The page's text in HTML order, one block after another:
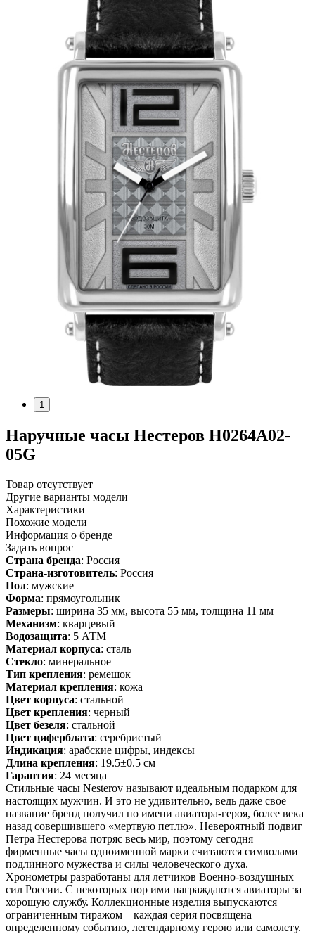
1
Наручные часы Нестеров H0264A02-
05G
Товар отсутствует
Другие варианты модели
Характеристики
Похожие модели
Информация о бренде
Задать вопрос
Страна бренда: Россия
Страна-изготовитель: Россия
Пол: мужские
Форма: прямоугольник
Размеры: ширина 35 мм, высота 55 мм, толщина 11 мм
Механизм: кварцевый
Водозащита: 5 АТМ
Материал корпуса: сталь
Стекло: минеральное
Тип крепления: ремешок
Материал крепления: кожа
Цвет корпуса: стальной
Цвет крепления: черный
Цвет безеля: стальной
Цвет циферблата: серебристый
Индикация: арабские цифры, индексы
Длина крепления: 19.5±0.5 см
Гарантия: 24 месяца
Стильные часы Nesterov называют идеальным подарком для
настоящих мужчин. И это не удивительно, ведь даже свое
название бренд получил по имени авиатора-героя, более века
назад совершившего «мертвую петлю». Невероятный подвиг
Петра Нестерова потряс весь мир, поэтому сегодня
фирменные часы одноименной марки считаются символами
подлинного мужества и силы человеческого духа.
Хронометры разработаны для летчиков Военно-воздушных
сил России. С некоторых пор ими награждаются авиаторы за
хорошую службу. Коллекционные изделия выпускаются
ограниченным тиражом – каждая серия посвящена
определенному событию, легендарному герою или самолету.